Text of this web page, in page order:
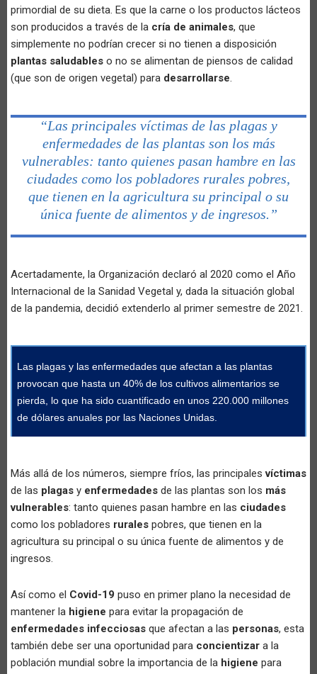
primordial de su dieta. Es que la carne o los productos lácteos
son producidos a través de la cría de animales, que
simplemente no podrían crecer si no tienen a disposición
plantas saludables o no se alimentan de piensos de calidad
(que son de origen vegetal) para desarrollarse.
“Las principales víctimas de las plagas y
enfermedades de las plantas son los más
vulnerables: tanto quienes pasan hambre en las
ciudades como los pobladores rurales pobres,
que tienen en la agricultura su principal o su
única fuente de alimentos y de ingresos.”
Acertadamente, la Organización declaró al 2020 como el Año
Internacional de la Sanidad Vegetal y, dada la situación global
de la pandemia, decidió extenderlo al primer semestre de 2021.
Las plagas y las enfermedades que afectan a las plantas
provocan que hasta un 40% de los cultivos alimentarios se
pierda, lo que ha sido cuantificado en unos 220.000 millones
de dólares anuales por las Naciones Unidas.
Más allá de los números, siempre fríos, las principalesvíctimas
de las plagas y enfermedades de las plantas son los más
vulnerables: tanto quienes pasan hambre en las ciudades
como los pobladores rurales pobres, que tienen en la
agricultura su principal o su única fuente de alimentos y de
ingresos.
Así como el Covid-19 puso en primer plano la necesidad de
mantener la higiene para evitar la propagación de
enfermedades infecciosas que afectan a las personas, esta
también debe ser una oportunidad para concientizar a la
población mundial sobre la importancia de la higiene para